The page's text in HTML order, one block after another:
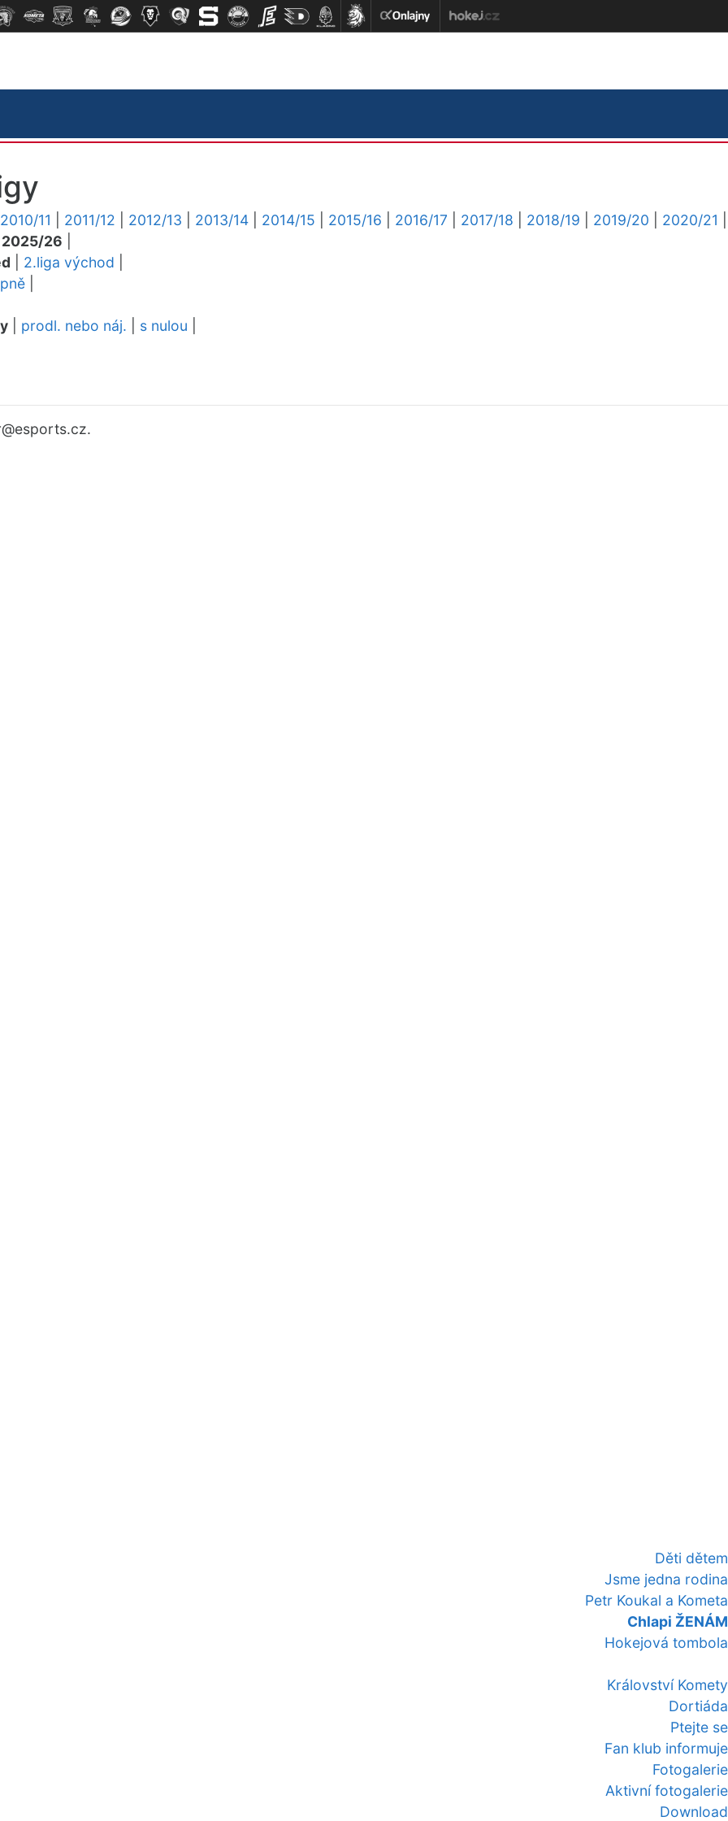
Děti dětem
Jsme jedna rodina
Petr Koukal a Kometa
Chlapi ŽENÁM
Hokejová tombola
Království Komety
Dortiáda
Ptejte se
Fan klub informuje
Fotogalerie
Aktivní fotogalerie
Download
2010/11 2011/12 2012/13 2013/14 2014/15 2015/16 2016/17 2017/18 2018/19 2019/20 2020/21
2025/26
2.liga východ
prodl. nebo náj. s nulou
@esports.cz.